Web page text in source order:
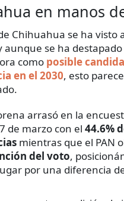
en manos
Chihuahua se ha visto
aunque se ha destapado
como posible
en el 2030, esto
arrasó en la
de marzo con el 44.6%
mientras que el PAN
del voto,
por una diferencia